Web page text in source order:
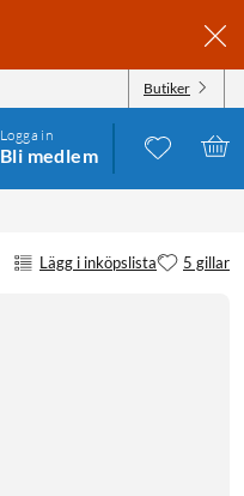
Butiker
Logga in
Bli medlem
Lägg i inköpslista 5 gillar